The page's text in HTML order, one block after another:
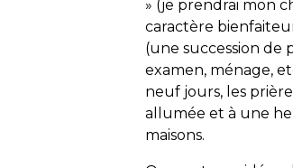
» (je prendrai mon
caractère
(une succession de
examen, ménage,
neuf jours, les
allumée et à une
maisons.